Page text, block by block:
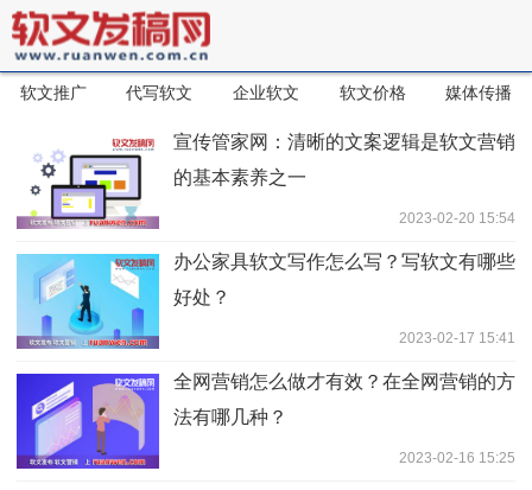
软文推广 代写软文 企业软文 软文价格 媒体传播
宣传管家网：清晰的文案逻辑是软文营销
的基本素养之一
2023-02-20 15:54
办公家具软文写作怎么写？写软文有哪些
好处？
2023-02-17 15:41
全网营销怎么做才有效？在全网营销的方
法有哪几种？
2023-02-16 15:25